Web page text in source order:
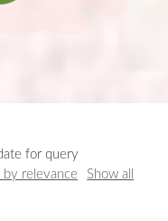
for query
by relevance
Show all